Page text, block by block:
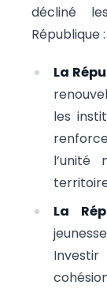
décliné
République :
La
les
l’unité
La